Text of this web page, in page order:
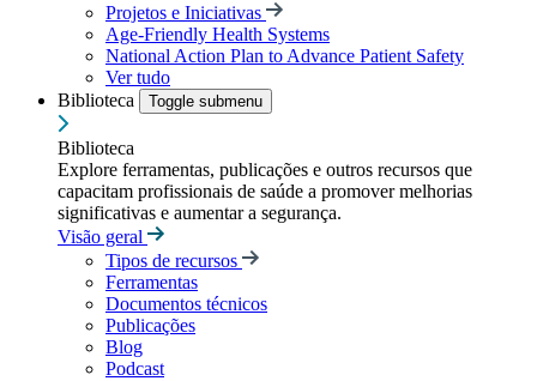
Projetos e Iniciativas
Age-Friendly Health Systems
National Action Plan to Advance Patient Safety
Ver tudo
Biblioteca
Toggle submenu
Biblioteca
Explore ferramentas, publicações e outros recursos que
capacitam profissionais de saúde a promover melhorias
significativas e aumentar a segurança.
Visão geral
Tipos de recursos
Ferramentas
Documentos técnicos
Publicações
Blog
Podcast